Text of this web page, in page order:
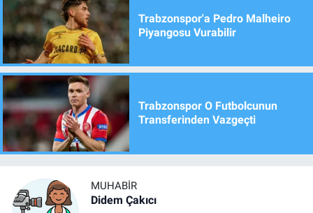
Trabzonspor'a Pedro Malheiro
Piyangosu Vurabilir
Trabzonspor O Futbolcunun
Transferinden Vazgeçti
MUHABIR
Didem Çakıcı